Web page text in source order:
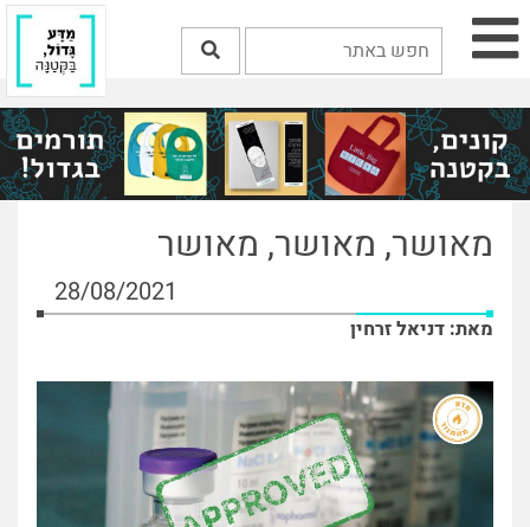
מאושר, מאושר, מאושר
28/08/2021
מאת: דניאל זרחין